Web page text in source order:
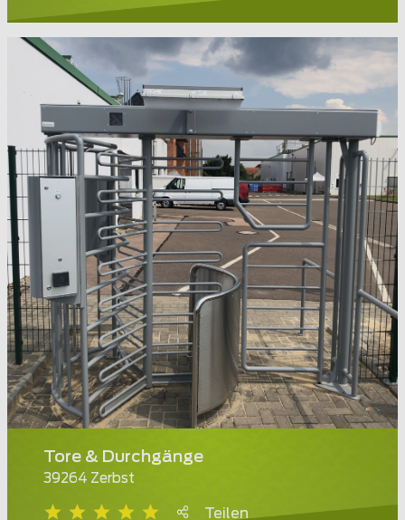
Tore & Durchgänge
39264 Zerbst
Teilen